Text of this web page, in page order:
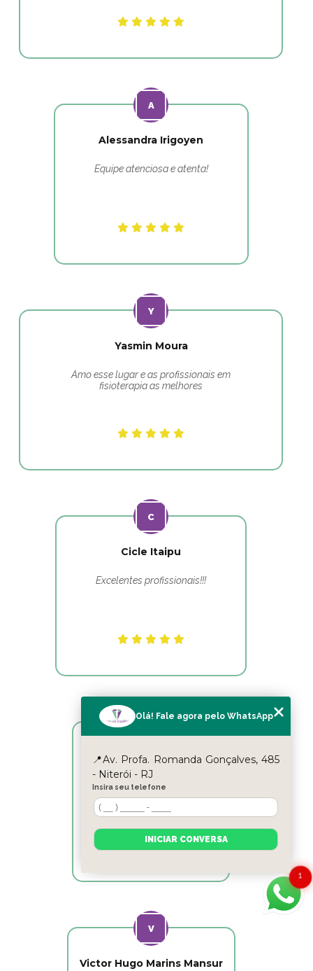
Alessandra Irigoyen
Equipe atenciosa e atenta!
Yasmin Moura
Amo esse lugar e as profissionais em
fisioterapia as melhores
Cicle Itaipu
Excelentes profissionais!!!
Reyslane Fernandes
Excelente equipe!!
Victor Hugo Marins Mansur
1
Olá! Fale agora pelo WhatsApp
📍Av. Profa. Romanda Gonçalves, 485
- Niterói - RJ
Insira seu telefone
INICIAR CONVERSA